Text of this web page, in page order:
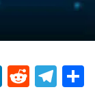
LinkedIn
Reddit